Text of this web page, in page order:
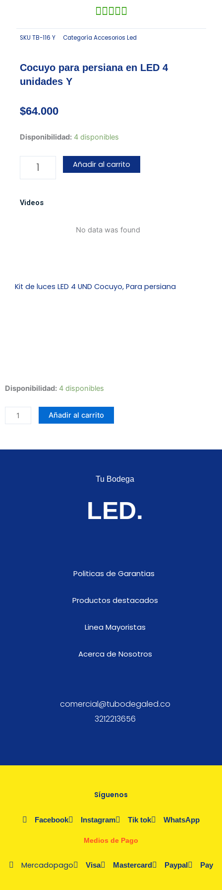
SKU TB-116 Y Categoría Accesorios Led
Cocuyo para persiana en LED 4
unidades Y
$64.000
Disponibilidad: 4 disponibles
Cocuyo
unidades
Añadir al carrito
Videos
No data was found
Kit de luces LED 4 UND Cocuyo, Para persiana
Disponibilidad: 4 disponibles
Cocuyo
persiana
en
4
Añadir al carrito
Tu Bodega
LED.
Politicas de Garantias
Productos destacados
Linea Mayoristas
Acerca de Nosotros
comercial@tubodegaled.co
3212213656
Síguenos
Facebook Instagram Tik tok WhatsApp
Medios de Pago
Mercadopago Visa Mastercard Paypal Pay